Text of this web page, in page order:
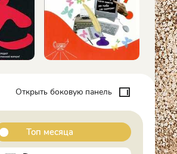
Открыть боковую панель
Топ месяца